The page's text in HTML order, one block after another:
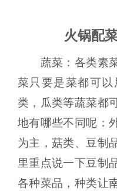
火锅配
蔬菜：各类素菜
菜只要是菜都可
类，瓜类等蔬菜都
地有哪些不同呢：
为主，菇类、豆制
里重点说一下豆制
各种菜品，种类让